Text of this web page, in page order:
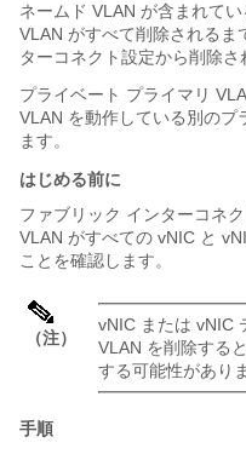
ネームド VLAN が含まれて
VLAN がすべて削除されるま
ターコネクト設定から削除さ
プライベート プライマリ
VLAN を動作している別のプ
ます。
はじめる前に
ファブリック インターコネ
VLAN がすべての vNIC と
ことを確認します。
（注）
vNIC または vNIC
VLAN を削除する
する可能性があり
手順